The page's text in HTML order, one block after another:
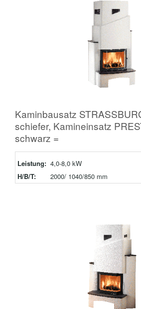
Kaminbausatz
schiefer, Kamineinsatz
schwarz =
Leistung: 4,0-8,0 kW
H/B/T:
2000/ 1040/850 mm